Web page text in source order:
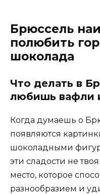
Брюссель
полюбить
шоколада
Что делать в
любишь вафли
Когда думаешь о
появляются
шоколадными
эти сладости не
место, которое
разнообразием и